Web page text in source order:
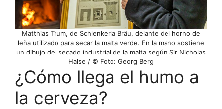
Matthias Trum, de Schlenkerla Bräu, delante del horno de
leña utilizado para secar la malta verde. En la mano sostiene
un dibujo del secado industrial de la malta según Sir Nicholas
Halse / © Foto: Georg Berg
¿Cómo llega el humo a
la cerveza?